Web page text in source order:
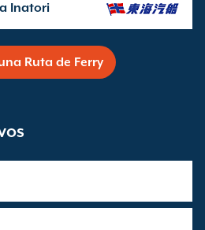
Inatori
Ruta de Ferry